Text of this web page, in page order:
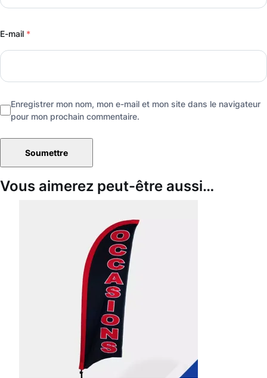
E-mail *
Enregistrer mon nom, mon e-mail et mon site dans le navigateur
pour mon prochain commentaire.
Vous aimerez peut-être aussi…